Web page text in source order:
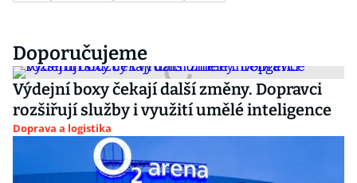
Doporučujeme
Výdejní boxy čekají další změny. Dopravci
rozšiřují služby i využití umělé inteligence
Doprava a logistika